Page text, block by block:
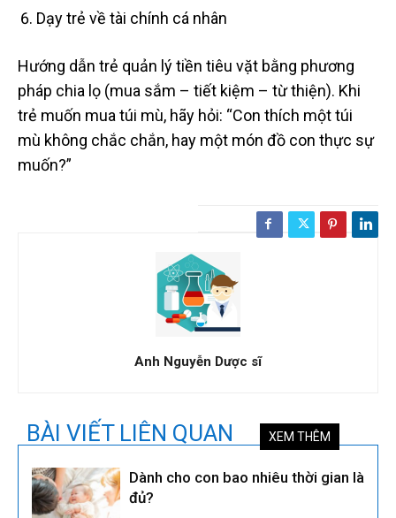
Dạy trẻ về tài chính cá nhân
Hướng dẫn trẻ quản lý tiền tiêu vặt bằng phương
pháp chia lọ (mua sắm – tiết kiệm – từ thiện). Khi
trẻ muốn mua túi mù, hãy hỏi: “Con thích một túi
mù không chắc chắn, hay một món đồ con thực sự
muốn?”
Anh Nguyễn Dược sĩ
BÀI VIẾT LIÊN QUAN XEM THÊM
Dành cho con bao nhiêu thời gian là
đủ?